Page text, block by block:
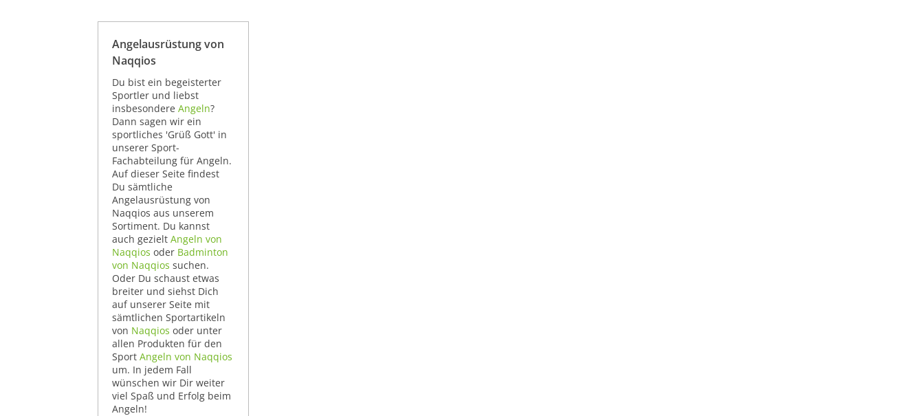
Angelausrüstung von
Naqqios
Du bist ein begeisterter
Sportler und liebst
insbesondere Angeln?
Dann sagen wir ein
sportliches 'Grüß Gott' in
unserer Sport-
Fachabteilung für Angeln.
Auf dieser Seite findest
Du sämtliche
Angelausrüstung von
Naqqios aus unserem
Sortiment. Du kannst
auch gezielt Angeln von
Naqqios oder Badminton
von Naqqios suchen.
Oder Du schaust etwas
breiter und siehst Dich
auf unserer Seite mit
sämtlichen Sportartikeln
von Naqqios oder unter
allen Produkten für den
Sport Angeln von Naqqios
um. In jedem Fall
wünschen wir Dir weiter
viel Spaß und Erfolg beim
Angeln!